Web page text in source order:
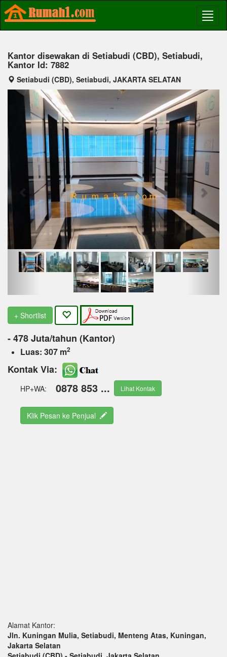
Kantor disewakan di Setiabudi (CBD), Setiabudi,
Kantor Id: 7882
Setiabudi (CBD), Setiabudi, JAKARTA SELATAN
Previous Next
+ Shortlist
- 478 Juta/tahun (Kantor)
Luas: 307 m2
Kontak Via:
HP+WA: 0878 853 ... Lihat Kontak
Klik Pesan ke Penjual
Alamat Kantor:
Jln. Kuningan Mulia, Setiabudi, Menteng Atas, Kuningan,
Jakarta Selatan